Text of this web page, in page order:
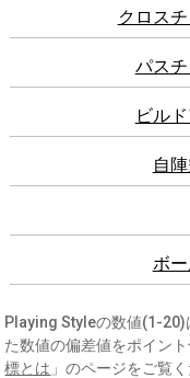
クロス
パス
ビル
自
ボ
Playing Styleの数値(1-20)
た数値の偏差値をポイン
標とは 」のページをご覧く